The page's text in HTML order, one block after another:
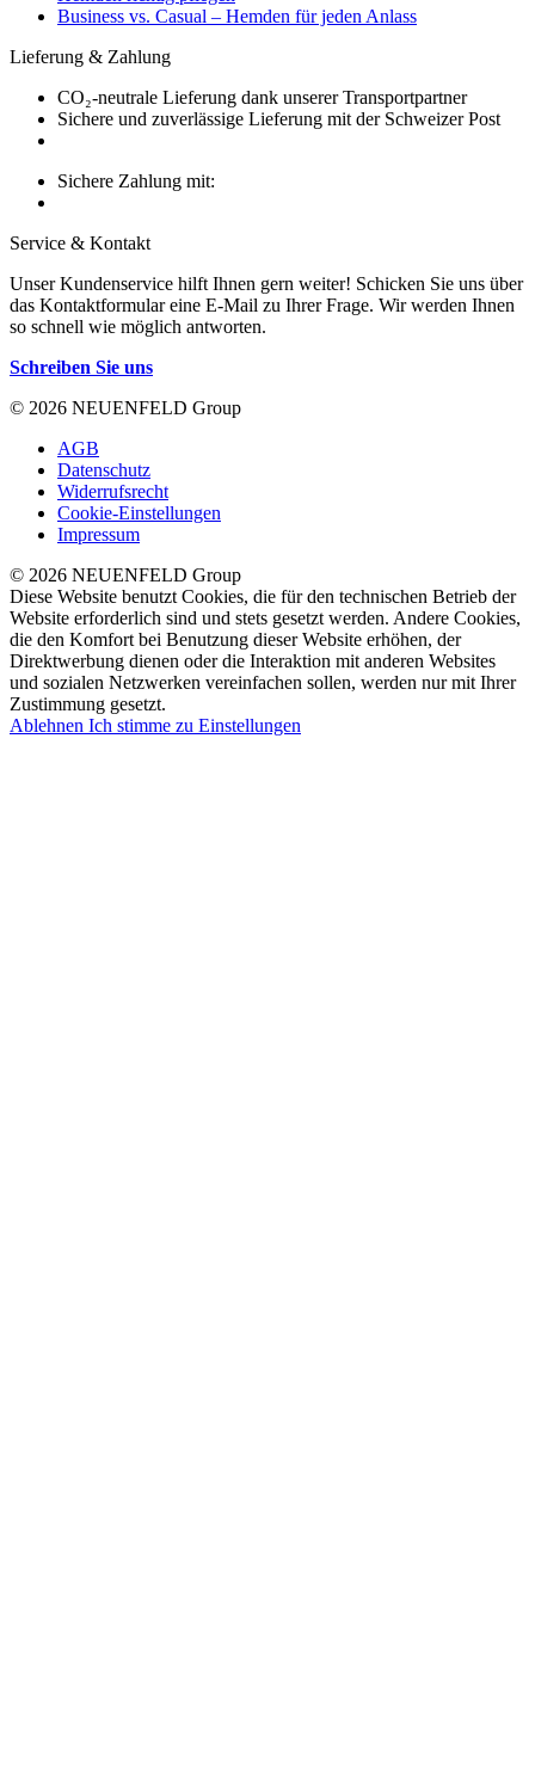
Business vs. Casual – Hemden für jeden Anlass
Lieferung & Zahlung
CO₂-neutrale Lieferung dank unserer Transportpartner
Sichere und zuverlässige Lieferung mit der Schweizer Post
Sichere Zahlung mit:
Service & Kontakt
Unser Kundenservice hilft Ihnen gern weiter! Schicken Sie uns über
das Kontaktformular eine E-Mail zu Ihrer Frage. Wir werden Ihnen
so schnell wie möglich antworten.
Schreiben Sie uns
© 2026 NEUENFELD Group
AGB
Datenschutz
Widerrufsrecht
Cookie-Einstellungen
Impressum
© 2026 NEUENFELD Group
Diese Website benutzt Cookies, die für den technischen Betrieb der
Website erforderlich sind und stets gesetzt werden. Andere Cookies,
die den Komfort bei Benutzung dieser Website erhöhen, der
Direktwerbung dienen oder die Interaktion mit anderen Websites
und sozialen Netzwerken vereinfachen sollen, werden nur mit Ihrer
Zustimmung gesetzt.
Ablehnen Ich stimme zu Einstellungen